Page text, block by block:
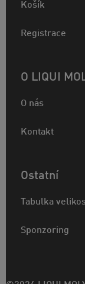
Košík
Registrace
O LIQUI
O nás
Kontakt
Ostatní
Tabulka
Sponzoring